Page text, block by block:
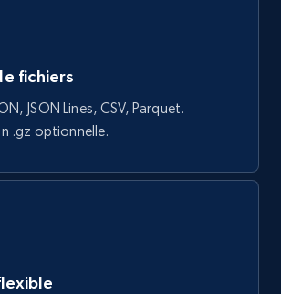
fichiers
JSON Lines, CSV, Parquet.
.gz optionnelle.